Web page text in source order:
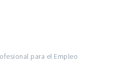
para el Empleo